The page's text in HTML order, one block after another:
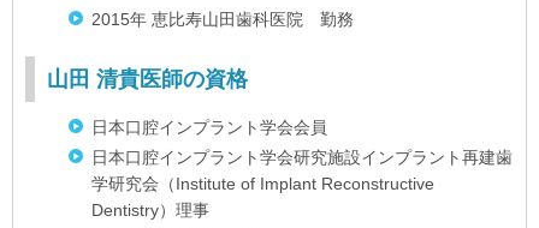
2015年 恵比寿山田歯科医院 勤務
山田 清貴医師の資格
日本口腔インプラント学会会員
日本口腔インプラント学会研究施設インプラント再建歯
学研究会（Institute of Implant Reconstructive
Dentistry）理事